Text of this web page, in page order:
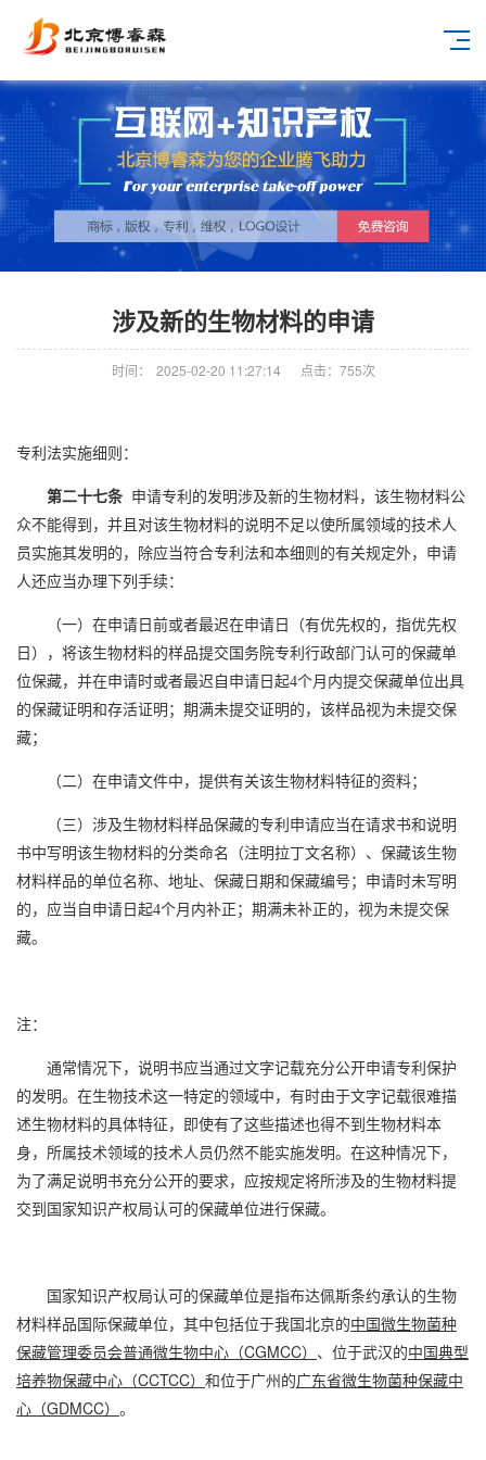
涉及新的生物材料的申请
时间： 2025-02-20 11:27:14 点击： 755次
专利法实施细则：
第二十七条 申请专利的发明涉及新的生物材料，该生物材料公
众不能得到，并且对该生物材料的说明不足以使所属领域的技术人
员实施其发明的，除应当符合专利法和本细则的有关规定外，申请
人还应当办理下列手续：
（一）在申请日前或者最迟在申请日（有优先权的，指优先权
日），将该生物材料的样品提交国务院专利行政部门认可的保藏单
位保藏，并在申请时或者最迟自申请日起4个月内提交保藏单位出具
的保藏证明和存活证明；期满未提交证明的，该样品视为未提交保
藏；
（二）在申请文件中，提供有关该生物材料特征的资料；
（三）涉及生物材料样品保藏的专利申请应当在请求书和说明
书中写明该生物材料的分类命名（注明拉丁文名称）、保藏该生物
材料样品的单位名称、地址、保藏日期和保藏编号；申请时未写明
的，应当自申请日起4个月内补正；期满未补正的，视为未提交保
藏。
注：
通常情况下，说明书应当通过文字记载充分公开申请专利保护
的发明。在生物技术这一特定的领域中，有时由于文字记载很难描
述生物材料的具体特征，即使有了这些描述也得不到生物材料本
身，所属技术领域的技术人员仍然不能实施发明。在这种情况下，
为了满足说明书充分公开的要求，应按规定将所涉及的生物材料提
交到国家知识产权局认可的保藏单位进行保藏。
国家知识产权局认可的保藏单位是指布达佩斯条约承认的生物
材料样品国际保藏单位，其中包括位于我国北京的中国微生物菌种
保藏管理委员会普通微生物中心（CGMCC） 、位于武汉的中国典型
培养物保藏中心（CCTCC） 和位于广州的广东省微生物菌种保藏中
心（GDMCC） 。